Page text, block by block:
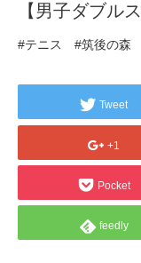
【男子ダブルス
#テニス #筑後の森
Tweet
+1
Pocket
feedly